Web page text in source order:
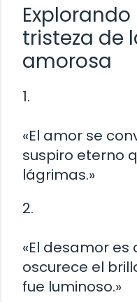
tristeza de
amorosa
1.
«El amor se
suspiro eterno
lágrimas.»
2.
«El desamor
oscurece el
fue luminoso.»